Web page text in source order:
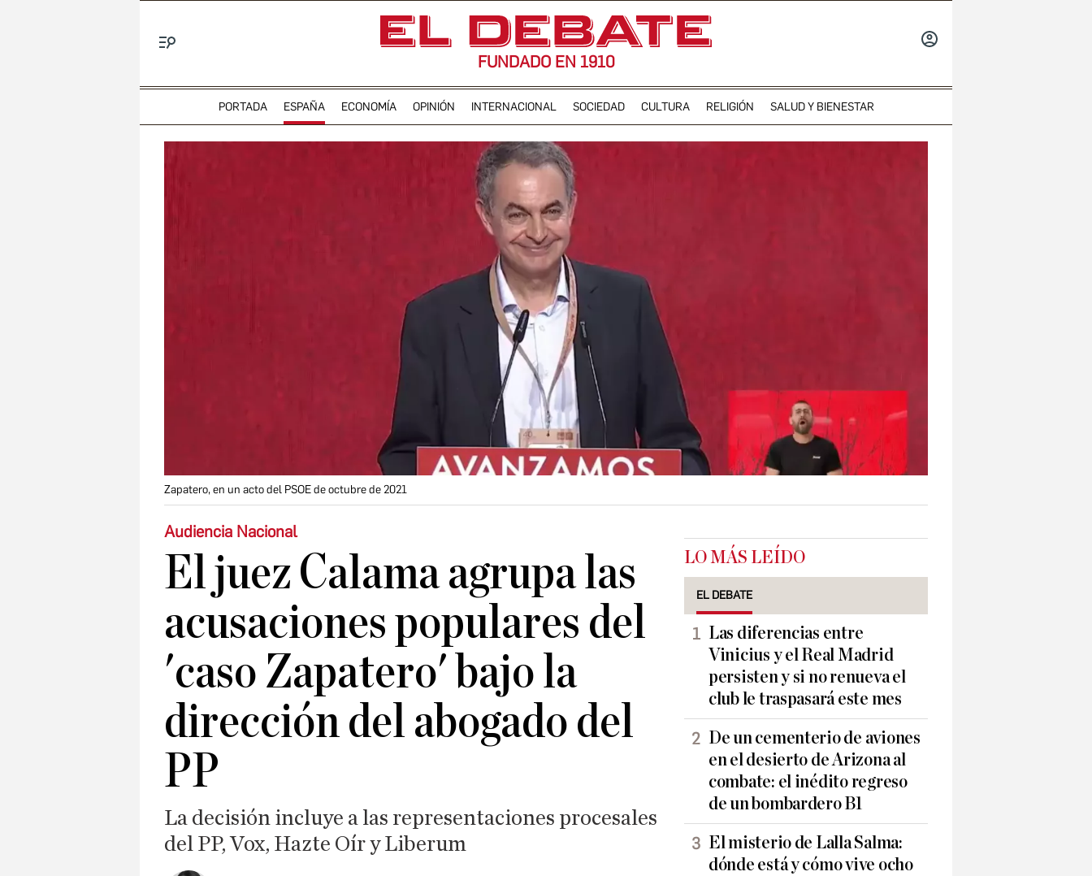
FUNDADO EN 1910
PORTADA ESPAÑA ECONOMÍA OPINIÓN INTERNACIONAL SOCIEDAD CULTURA RELIGIÓN SALUD Y BIENESTAR
Zapatero, en un acto del PSOE de octubre de 2021
Audiencia Nacional
El juez Calama agrupa las
acusaciones populares del
'caso Zapatero' bajo la
dirección del abogado del
PP
La decisión incluye a las representaciones procesales
del PP, Vox, Hazte Oír y Liberum
LO MÁS LEÍDO
EL DEBATE
Las diferencias entre
Vinicius y el Real Madrid
persisten y si no renueva el
club le traspasará este mes
De un cementerio de aviones
en el desierto de Arizona al
combate: el inédito regreso
de un bombardero B1
El misterio de Lalla Salma:
dónde está y cómo vive ocho